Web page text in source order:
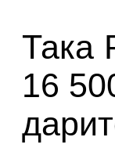
Така
16